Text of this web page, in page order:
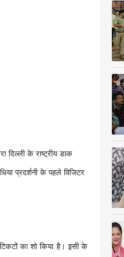
दिल्ली के राष्ट्रीय डाक
प्रदर्शनी के पहले विजिटर
का शो किया है। इसी के